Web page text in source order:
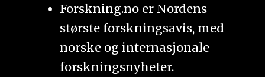
Forskning.no er Nordens
største forskningsavis, med
norske og internasjonale
forskningsnyheter.